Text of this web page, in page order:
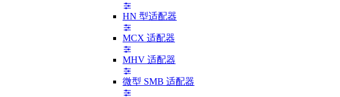
HN 型适配器
MCX 适配器
MHV 适配器
微型 SMB 适配器